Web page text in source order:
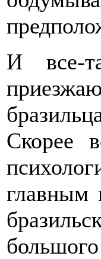
И все-
Скорее
главным
большого